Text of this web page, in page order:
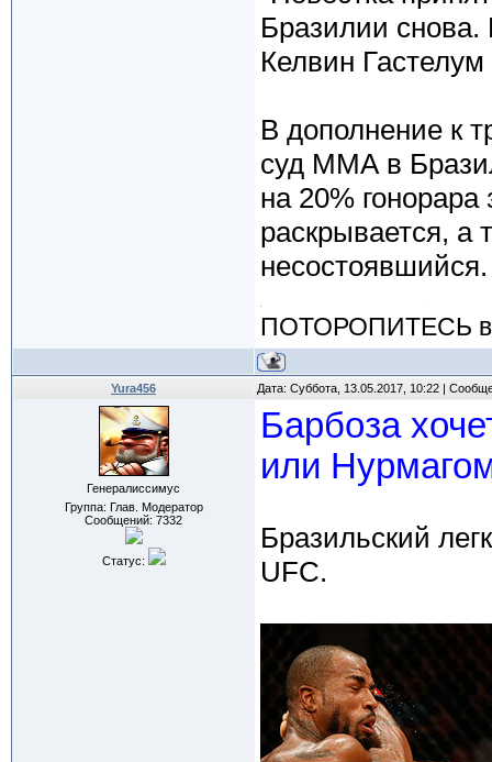
Бразилии снова.
Келвин
В дополнение к
суд ММА в
на 20%
раскрывается, а
несостоявшийся.
ПОТОРОПИТЕСЬ
Yura456 Дата: Суббота, 13.05.2017, 10:22 |
Генералиссимус
Группа: Глав. Модератор
Сообщений: 7332
Статус:
Барбоза
или
Бразильский
UFC.